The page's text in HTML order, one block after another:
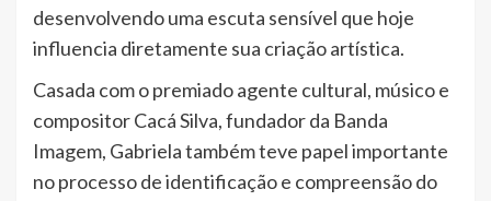
desenvolvendo uma escuta sensível que hoje
influencia diretamente sua criação artística.
Casada com o premiado agente cultural, músico e
compositor Cacá Silva, fundador da Banda
Imagem, Gabriela também teve papel importante
no processo de identificação e compreensão do